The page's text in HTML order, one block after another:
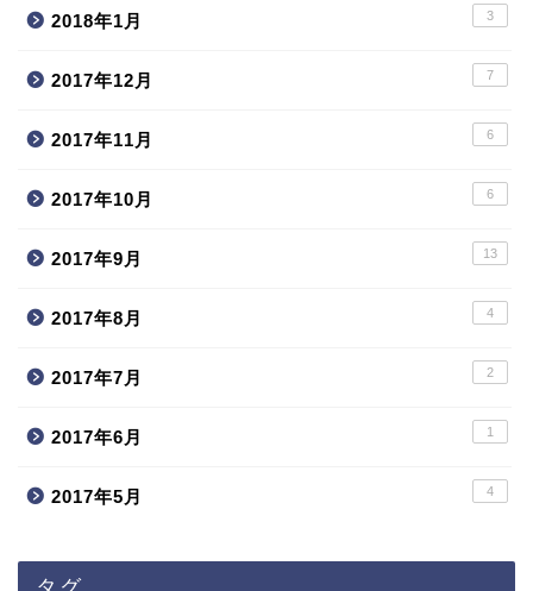
2018年1月 3
2017年12月 7
2017年11月 6
2017年10月 6
2017年9月 13
2017年8月 4
2017年7月 2
2017年6月 1
2017年5月 4